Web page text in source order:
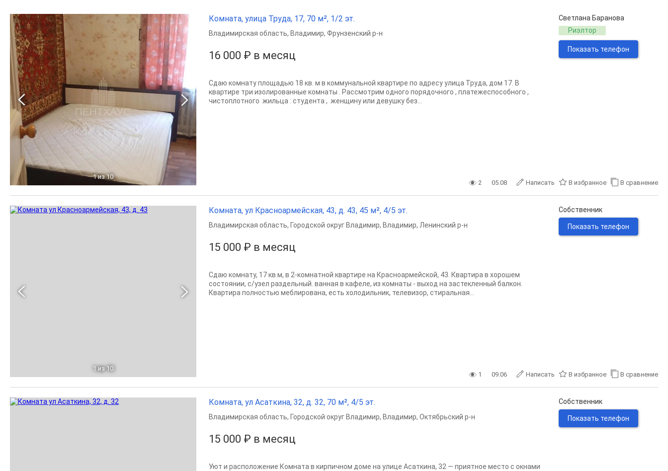
1 из 10
Комната, улица Труда, 17, 70 м², 1/2 эт.
16 000 ₽ в месяц
Владимирская область, Владимир, Фрунзенский р-н
Сдаю комнату площадью 18 кв. м в коммунальной квартире по адресу улица Труда, дом 17. В
квартире три изолированные комнаты . Рассмотрим одного порядочного , платежеспособного ,
чистоплотного жильца : студента , женщину или девушку без...
Светлана Баранова
Риэлтор
Показать телефон
2 05.08 Написать В избранное В сравнение
1 из 10
Комната, ул Красноармейская, 43, д. 43, 45 м², 4/5 эт.
15 000 ₽ в месяц
Владимирская область, Городской округ Владимир, Владимир, Ленинский р-н
Сдаю комнату, 17 кв.м, в 2-комнатной квартире на Красноармейской, 43. Квартира в хорошем
состоянии, с/узел раздельный. ванная в кафеле, из комнаты - выход на застекленный балкон.
Квартира полностью меблирована, есть холодильник, телевизор, стиральная...
Собственник
Показать телефон
1 09.06 Написать В избранное В сравнение
Комната, ул Асаткина, 32, д. 32, 70 м², 4/5 эт.
15 000 ₽ в месяц
Владимирская область, Городской округ Владимир, Владимир, Октябрьский р-н
Уют и расположение Комната в кирпичном доме на улице Асаткина, 32 — приятное место с окнами
Собственник
Показать телефон